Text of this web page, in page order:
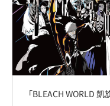
「BLEACH WORLD